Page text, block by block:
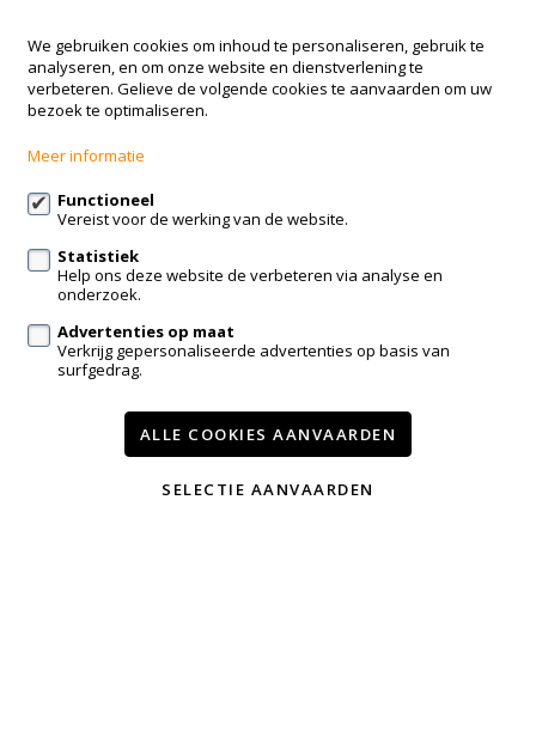
Animmo
Haachtsesteenweg 510 BUS 5
1910 Kampenhout
info@animmo.eu
Volg ons op:
Nieuwbouw
Contact
We gebruiken cookies om inhoud te personaliseren, gebruik te
analyseren, en om onze website en dienstverlening te
verbeteren. Gelieve de volgende cookies te aanvaarden om uw
bezoek te optimaliseren.
Meer informatie
Functioneel
Vereist voor de werking van de website.
Statistiek
Help ons deze website de verbeteren via analyse en
onderzoek.
Advertenties op maat
Verkrijg gepersonaliseerde advertenties op basis van
surfgedrag.
ALLE COOKIES AANVAARDEN
SELECTIE AANVAARDEN